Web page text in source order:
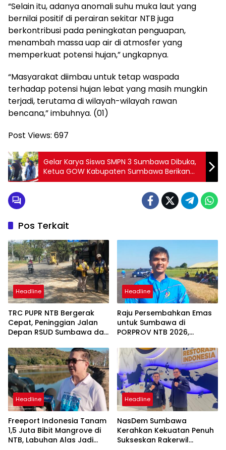
“Selain itu, adanya anomali suhu muka laut yang
bernilai positif di perairan sekitar NTB juga
berkontribusi pada peningkatan penguapan,
menambah massa uap air di atmosfer yang
memperkuat potensi hujan,” ungkapnya.
“Masyarakat diimbau untuk tetap waspada
terhadap potensi hujan lebat yang masih mungkin
terjadi, terutama di wilayah-wilayah rawan
bencana,” imbuhnya. (01)
Post Views: 697
Gelar Karya Siswa SMPN 3 Sumbawa Dibuka,
Ketua GOW Kabupaten Sumbawa Berikan
Sambutan Inspiratif
Pos Terkait
Headline
TRC PUPR NTB Bergerak
Cepat, Peninggian Jalan
Depan RSUD Sumbawa dan
Mulai Dikerjakan
Headline
Raju Persembahkan Emas
untuk Sumbawa di
PORPROV NTB 2026,
Masyarakat Sumbawa
Headline
Freeport Indonesia Tanam
1,5 Juta Bibit Mangrove di
NTB, Labuhan Alas Jadi
Headline
NasDem Sumbawa
Kerahkan Kekuatan Penuh
Sukseskan Rakerwil
Headline